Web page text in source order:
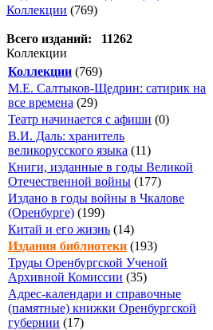
Коллекции (769)
Всего изданий: 11262
Коллекции
Коллекции (769)
М.Е. Салтыков-Щедрин: сатирик на
все времена (29)
Театр начинается с афиши (0)
В.И. Даль: хранитель
великорусского языка (11)
Книги, изданные в годы Великой
Отечественной войны (177)
Издано в годы войны в Чкалове
(Оренбурге) (199)
Китай и его жизнь (14)
Издания библиотеки (193)
Труды Оренбургской Ученой
Архивной Комиссии (35)
Адрес-календари и справочные
(памятные) книжки Оренбургской
губернии (17)